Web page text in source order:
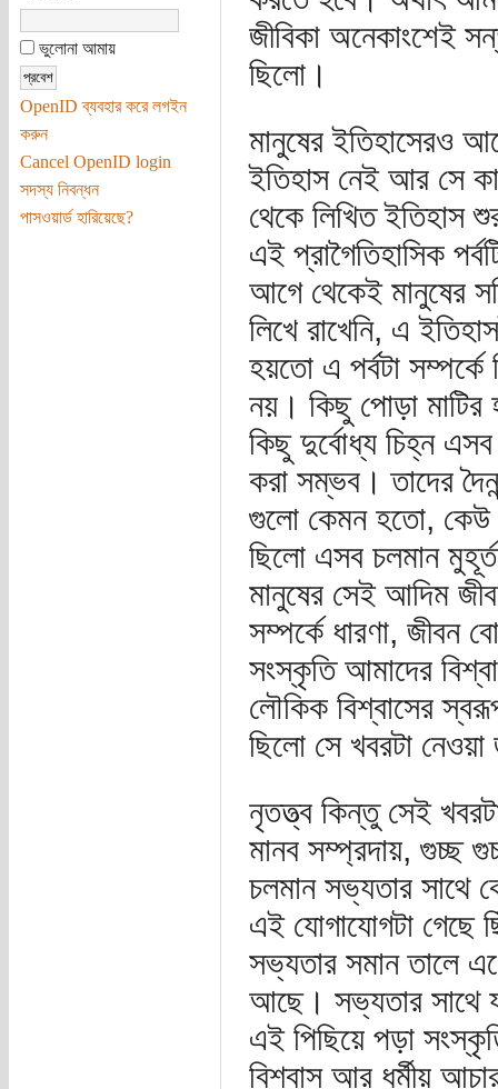
ভুলোনা আমায়
OpenID ব্যবহার করে লগইন
করুন
Cancel OpenID login
সদস্য নিবন্ধন
পাসওয়ার্ড হারিয়েছে?
জীবিকা অনেকাংশেই
ছিলো।
মানুষের ইতিহাসেরও
ইতিহাস নেই আর সে
থেকে লিখিত ইতিহাস
এই প্রাগৈতিহাসিক
আগে থেকেই মানুষের
লিখে রাখেনি, এ
হয়তো এ পর্বটা সম্পর্কে
নয়। কিছু পোড়া মাটির
কিছু দুর্বোধ্য চিহ্ন
করা সম্ভব। তাদের
গুলো কেমন হতো, কেউ
ছিলো এসব চলমান
মানুষের সেই আদিম
সম্পর্কে ধারণা, জীবন
সংস্কৃতি আমাদের
লৌকিক বিশ্বাসের
ছিলো সে খবরটা
নৃতত্ত্ব কিন্তু সেই
মানব সম্প্রদায়, গুচ্ছ
চলমান সভ্যতার
এই যোগাযোগটা গেছে
সভ্যতার সমান তালে
আছে। সভ্যতার সাথে
এই পিছিয়ে পড়া
বিশ্বাস আর ধর্মীয়